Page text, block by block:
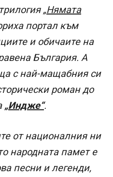
„Нямата
портал към
и обичаите на
България. А
с най-мащабния си
роман до
„Индже“.
от националния ни
народната памет е
песни и легенди,